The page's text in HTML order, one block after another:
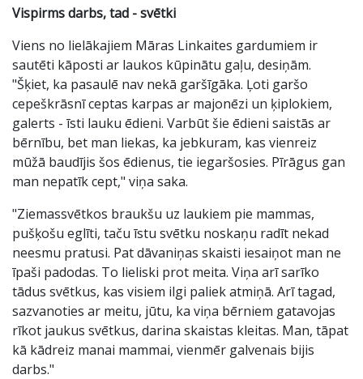
Vispirms darbs, tad - svētki
Viens no lielākajiem Māras Linkaites gardumiem ir
sautēti kāposti ar laukos kūpinātu gaļu, desiņām.
"Šķiet, ka pasaulē nav nekā garšīgāka. Ļoti garšo
cepeškrāsnī ceptas karpas ar majonēzi un ķiplokiem,
galerts - īsti lauku ēdieni. Varbūt šie ēdieni saistās ar
bērnību, bet man liekas, ka jebkuram, kas vienreiz
mūžā baudījis šos ēdienus, tie iegaršosies. Pīrāgus gan
man nepatīk cept," viņa saka.
"Ziemassvētkos braukšu uz laukiem pie mammas,
pušķošu eglīti, taču īstu svētku noskaņu radīt nekad
neesmu pratusi. Pat dāvaniņas skaisti iesaiņot man ne
īpaši padodas. To lieliski prot meita. Viņa arī sarīko
tādus svētkus, kas visiem ilgi paliek atmiņā. Arī tagad,
sazvanoties ar meitu, jūtu, ka viņa bērniem gatavojas
rīkot jaukus svētkus, darina skaistas kleitas. Man, tāpat
kā kādreiz manai mammai, vienmēr galvenais bijis
darbs."